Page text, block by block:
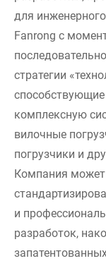
для
Fanrong с
стратегии
комплексную
вилочные
погрузчики и
Компания может
и
разработок,